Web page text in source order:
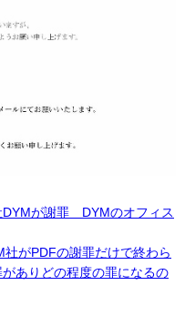
DYMが謝罪 DYMのオフィス
がPDFの謝罪だけで終わら
ありどの程度の罪になるの